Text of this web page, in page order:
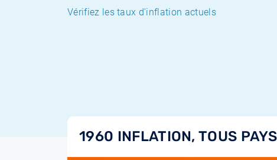
Vérifiez les taux d'inflation actuels
1960 INFLATION, TOUS PAYS